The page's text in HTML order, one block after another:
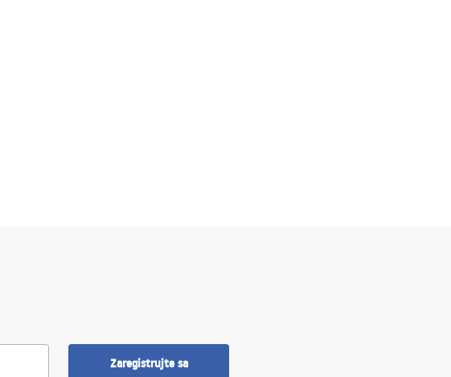
Zaregistrujte sa